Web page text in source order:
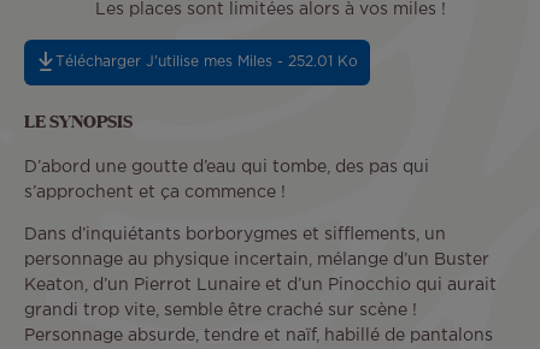
Les places sont limitées alors à vos miles !
Télécharger J'utilise mes Miles - 252.01 Ko
LE SYNOPSIS
D’abord une goutte d’eau qui tombe, des pas qui
s’approchent et ça commence !
Dans d’inquiétants borborygmes et sifflements, un
personnage au physique incertain, mélange d’un Buster
Keaton, d’un Pierrot Lunaire et d’un Pinocchio qui aurait
grandi trop vite, semble être craché sur scène !
Personnage absurde, tendre et naïf, habillé de pantalons